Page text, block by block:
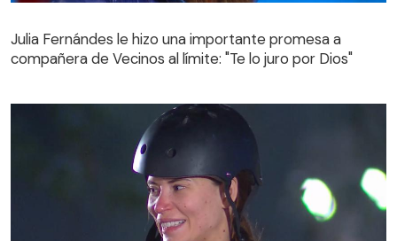
compañera de Vecinos al límite: "Te lo juro por Dios"
Julia Fernándes le hizo una importante promesa a
compañera de Vecinos al límite: "Te lo juro por Dios"